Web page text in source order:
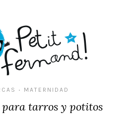
• MATERNIDAD
tarros y potitos